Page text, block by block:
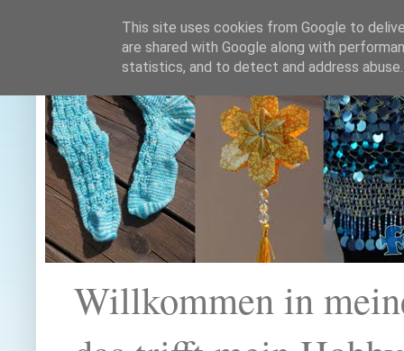
Willkommen in
This site uses cookies from Google to
are shared with Google along with
statistics, and to detect and address abuse.